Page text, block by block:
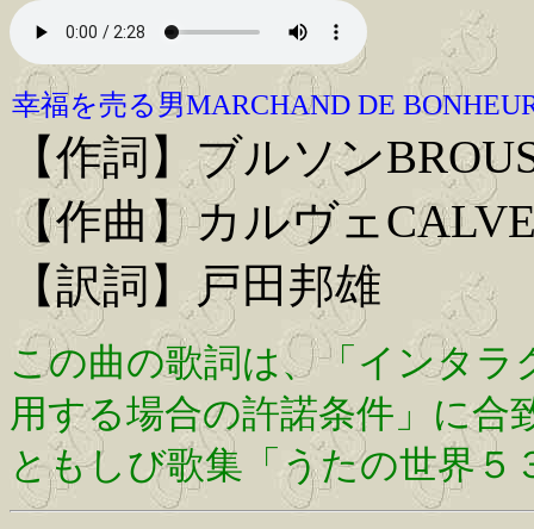
幸福を売る男MARCHAND DE
【作詞】ブルソン
【作曲】カルヴェ
【訳詞】戸田邦雄
この曲の歌詞は、「インタ
用する場合の許諾条件」に合
ともしび歌集「うたの世界